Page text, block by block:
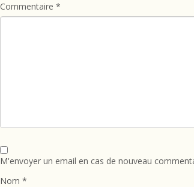
Commentaire *
M'envoyer un email en cas de nouveau
Nom *